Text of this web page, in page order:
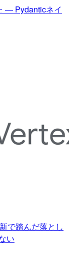
— Pydanticネイ
で踏んだ落とし
い